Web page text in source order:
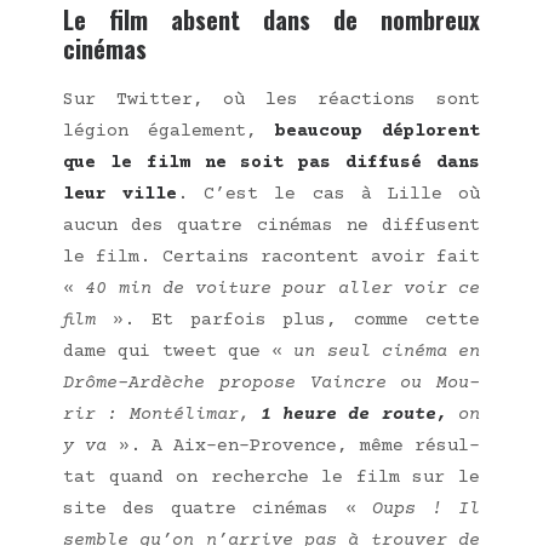
Le film absent dans de nombreux
cinémas
Sur Twit­ter, où les réac­tions sont
légion éga­le­ment,beau­coup déplorent
que le film ne soit pas dif­fu­sé dans
leur ville . C’est le cas à Lille où
aucun des quatre ciné­mas ne dif­fusent
le film. Cer­tains racontent avoir fait
« 40 min de voi­ture pour aller voir ce
film ». Et par­fois plus, comme cette
dame qui tweet que « un seul ciné­ma en
Drôme-Ardèche pro­pose Vaincre ou Mou­
rir : Mon­té­li­mar, 1 heure de route,
on
y va ». A Aix-en-Pro­vence, même résul­
tat quand on recherche le film sur le
site des quatre ciné­mas « Oups ! Il
semble qu’on n’arrive pas à trou­ver de